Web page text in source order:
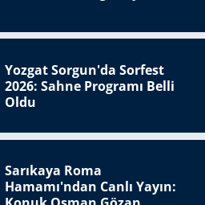
Yozgat Sorgun'da Sorfest
2026: Sahne Programı Belli
Oldu
Sarıkaya Roma
Hamamı'ndan Canlı Yayın: